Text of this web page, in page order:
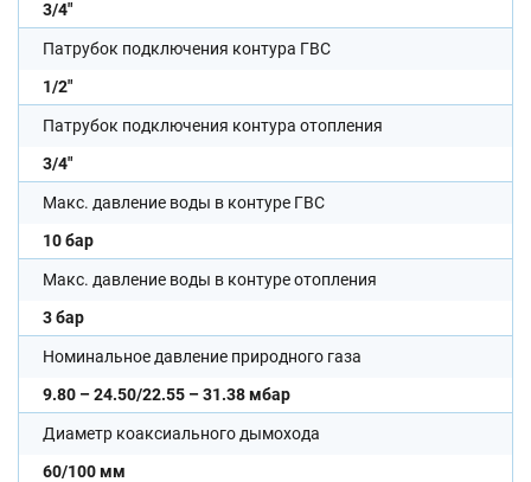
3/4"
Патрубок подключения контура ГВС
1/2"
Патрубок подключения контура отопления
3/4"
Макс. давление воды в контуре ГВС
10 бар
Макс. давление воды в контуре отопления
3 бар
Номинальное давление природного газа
9.80 – 24.50/22.55 – 31.38 мбар
Диаметр коаксиального дымохода
60/100 мм